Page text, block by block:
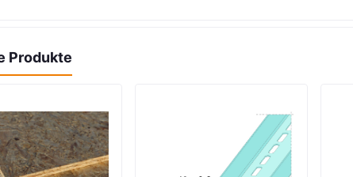
Produkte